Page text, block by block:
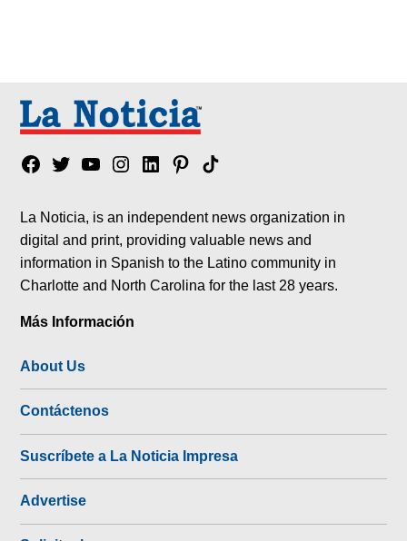
Facebook
TwitterYouTubeInstagram
LinkedinPinterest
Tik
La Noticia, is an independent news organization in
digital and print, providing valuable news and
information in Spanish to the Latino community in
Charlotte and North Carolina for the last 28 years.
Más Información
About Us
Contáctenos
Suscríbete a La Noticia Impresa
Advertise